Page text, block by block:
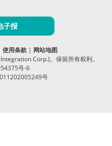
子报
使用条款| 网站地图
Corp.)。保留所有权利。
号-6
号